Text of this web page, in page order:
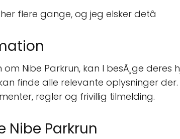
her flere gange, og jeg elsker detâ
Nibe Parkrun, kan I besÃ¸ge deres
finde alle relevante oplysninger
regler og frivillig tilmelding.
Nibe Parkrun